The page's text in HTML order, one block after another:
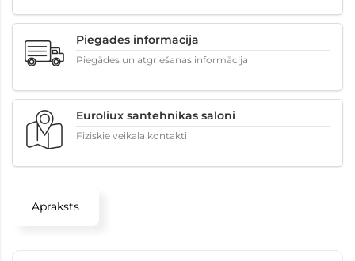
Piegādes informācija
Piegādes un atgriešanas informācija
Euroliux santehnikas saloni
Fiziskie veikala kontakti
Apraksts